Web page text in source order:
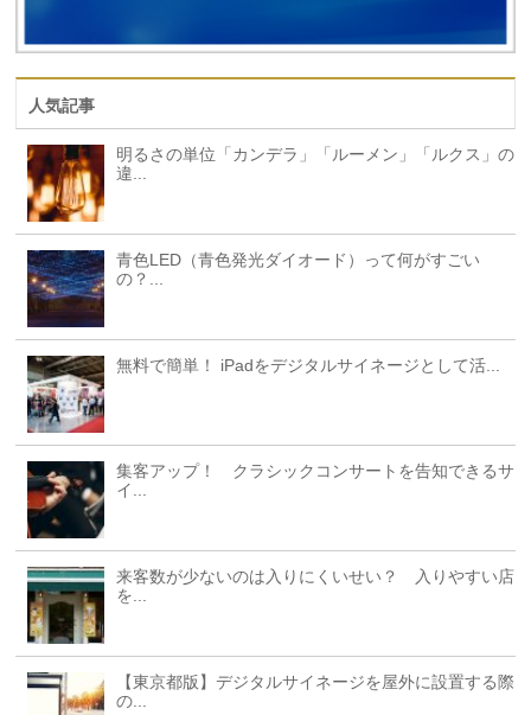
人気記事
明るさの単位「カンデラ」「ルーメン」「ルクス」の
違...
青色LED（青色発光ダイオード）って何がすごい
の？...
無料で簡単！ iPadをデジタルサイネージとして活...
集客アップ！ クラシックコンサートを告知できるサ
イ...
来客数が少ないのは入りにくいせい？ 入りやすい店
を...
【東京都版】デジタルサイネージを屋外に設置する際
の...